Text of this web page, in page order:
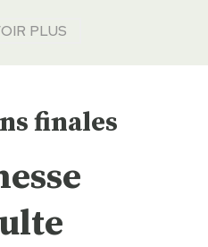
PLUS
finales